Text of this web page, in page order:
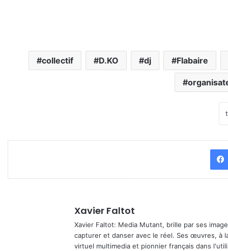
collectif D.KO dj Flabaire
Xavier Faltot
Xavier Faltot: Media Mutant, brille par ses
capturer et danser avec le réel. Ses œuvres, à
virtuel multimedia et pionnier français dans